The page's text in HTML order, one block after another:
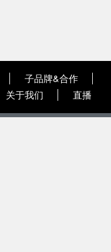
子品牌&合作
关于我们 直播